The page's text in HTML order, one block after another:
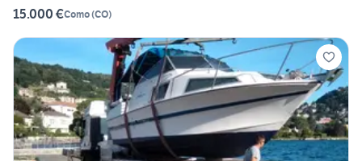
15.000 €Como(CO)